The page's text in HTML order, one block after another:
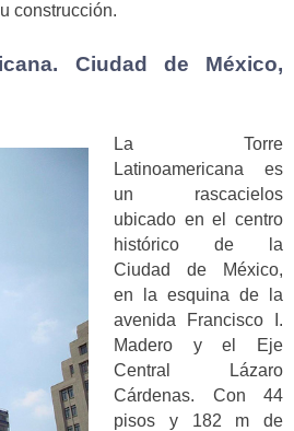
construcción.
Ciudad de México,
La Torre
Latinoamericana es
un rascacielos
ubicado en el centro
histórico de la
Ciudad de México,
en la esquina de la
avenida Francisco I.
Madero y el Eje
Central Lázaro
Cárdenas. Con 44
pisos y 182 m de